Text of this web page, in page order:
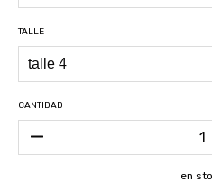
TALLE
CANTIDAD
en